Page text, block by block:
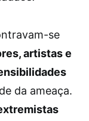
se
artistas e
da ameaça.